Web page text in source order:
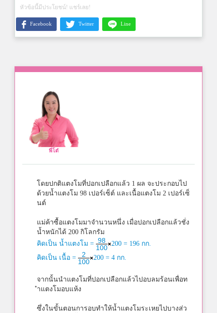
หัวข้อนี้มีประโยชน์! แชร์เลย!
Facebook Twitter Line
พี่โต๋
โดยปกติแตงโมที่ปอกเปลือกแล้ว 1 ผล จะประกอบไป
ด้วยน้ำแตงโม 98 เปอร์เซ็ต์ และเนื้อแตงโม 2 เปอร์เซ็
นต์
แม่ค้าซื้อแตงโมมาจำนวนหนึ่ง เมื่อปอกเปลือกแล้วชั่ง
น้ำหนักได้ 200 กิโลกรัม
คิดเป็น น้ำแตงโม = 98
100
200 = 196 กก.
คิดเป็น เนื้อ =
2
100
200 = 4 กก.
จากนั้นนำแตงโมที่ปอกเปลือกแล้วไปอบลมร้อนเพื่อท
ำแตงโมอบแห้ง
ซึ่งในขั้นตอนการอบทำให้น้ำแตงโมระเหยไปบางส่ว